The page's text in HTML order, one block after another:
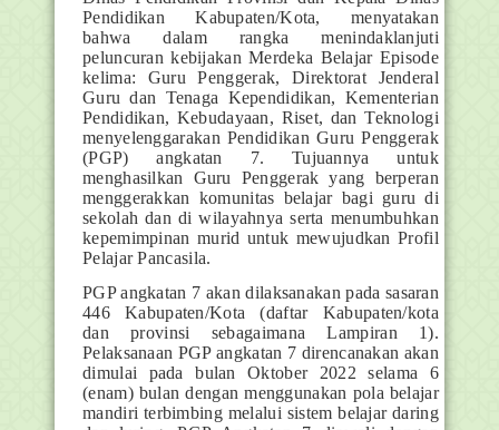
Pendidikan Kabupaten/Kota, menyatakan
bahwa dalam rangka menindaklanjuti
peluncuran kebijakan Merdeka Belajar Episode
kelima: Guru Penggerak, Direktorat Jenderal
Guru dan Tenaga Kependidikan, Kementerian
Pendidikan, Kebudayaan, Riset, dan Teknologi
menyelenggarakan Pendidikan Guru Penggerak
(PGP) angkatan 7. Tujuannya untuk
menghasilkan Guru Penggerak yang berperan
menggerakkan komunitas belajar bagi guru di
sekolah dan di wilayahnya serta menumbuhkan
kepemimpinan murid untuk mewujudkan Profil
Pelajar Pancasila.
PGP angkatan 7 akan dilaksanakan pada sasaran
446 Kabupaten/Kota (daftar Kabupaten/kota
dan provinsi sebagaimana Lampiran 1).
Pelaksanaan PGP angkatan 7 direncanakan akan
dimulai pada bulan Oktober 2022 selama 6
(enam) bulan dengan menggunakan pola belajar
mandiri terbimbing melalui sistem belajar daring